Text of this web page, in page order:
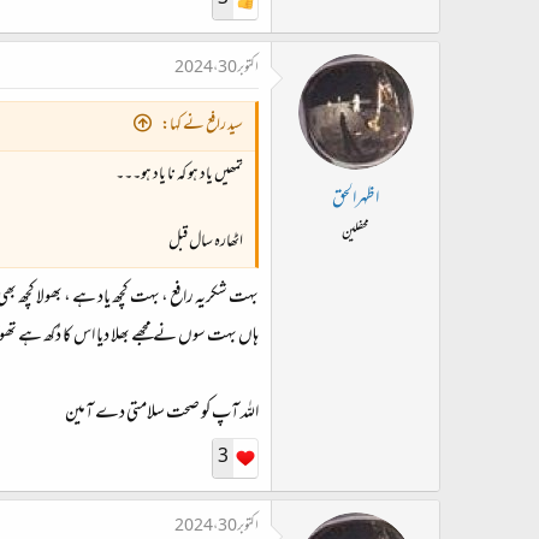
معاشرہ بہت ساری اکائیوں سے مل کر بنتا ہے ،
کو اکھٹا کرتے ہیں اور پھر انہیں “میں“ نہی
میں اپنا کردار ادا نہیں کر پاتا ۔ ۔ ۔ جو فساد کا بعث
مذہب میں کو اچھی طرح سمجھتا ہے ، وہ انفرادی
اکائی اپنی انفرادیت جانتی ہے اور اپنی حدود بھی
صوفیا نے اس میں پر بہت کچھ کہا ہے جیسے شاہ لطیف
نفی اثبات کا پانی چڑھیا ، ہر جگہے ہر جائی ہو
یہ نفی اثبات ہی ۔ ۔۔ میں ہے ۔ ۔ ۔
ایک کتاب ہے “عرفان“ کے نام سے اس میں ایسے بہت
اظہرالحق
محفلین
اکتوبر 30، 2024
سید رافع نے کہا:
تمھیں یاد ہو کہ نا یاد ہو۔۔۔
اٹھارہ سال قبل
بہت شکریہ رافع ، بہت کچھ یاد ہے ، بھولا کچھ
ہاں بہت سوں نے مجھے بھلا دیا اس کا دُکھ ہے
اللہ آپ کو صحت سلامتی دے آمین
3
اکتوبر 30، 2024